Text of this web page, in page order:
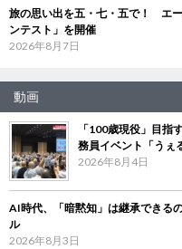
旅の思い出を五・七・五で！ エ
ンテスト」を開催
2026年8月7日
動画
「100歳現役」目
務員イベント「うぇ
2026年8月4日
AI時代、「暗黙知」は継承できる
ル
2026年8月3日